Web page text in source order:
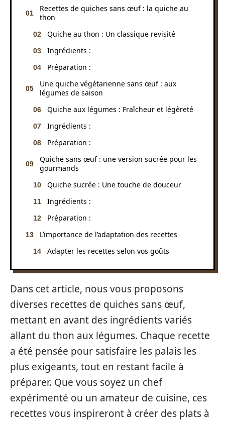
Recettes de quiches sans œuf : la quiche au
thon
Quiche au thon : Un classique revisité
Ingrédients :
Préparation :
Une quiche végétarienne sans œuf : aux
légumes de saison
Quiche aux légumes : Fraîcheur et légèreté
Ingrédients :
Préparation :
Quiche sans œuf : une version sucrée pour les
gourmands
Quiche sucrée : Une touche de douceur
Ingrédients :
Préparation :
L’importance de l’adaptation des recettes
Adapter les recettes selon vos goûts
Dans cet article, nous vous proposons
diverses recettes de quiches sans œuf,
mettant en avant des ingrédients variés
allant du thon aux légumes. Chaque recette
a été pensée pour satisfaire les palais les
plus exigeants, tout en restant facile à
préparer. Que vous soyez un chef
expérimenté ou un amateur de cuisine, ces
recettes vous inspireront à créer des plats à